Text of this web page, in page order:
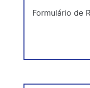
Formulário de